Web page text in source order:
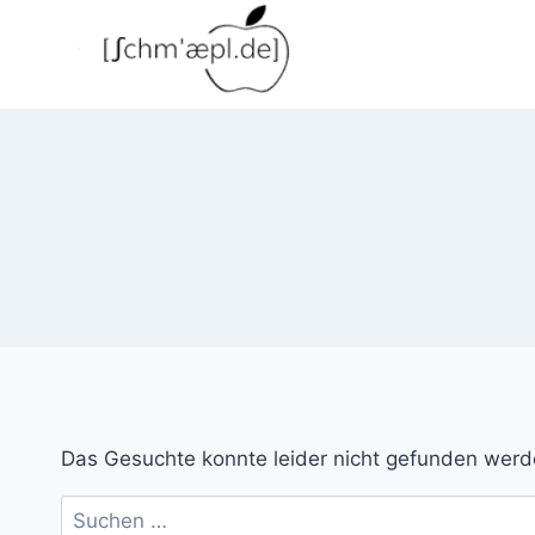
Das Gesuchte konnte leider nicht gefunden
Suchen